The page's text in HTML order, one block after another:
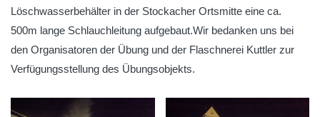
Löschwasserbehälter in der Stockacher Ortsmitte eine ca.
500m lange Schlauchleitung aufgebaut.Wir bedanken uns bei
den Organisatoren der Übung und der Flaschnerei Kuttler zur
Verfügungsstellung des Übungsobjekts.